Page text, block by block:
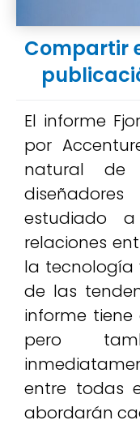
Compartir
El informe
por
natural de
estudiado
relaciones
la tecnología
de las
informe
pero
entre todas
abordarán